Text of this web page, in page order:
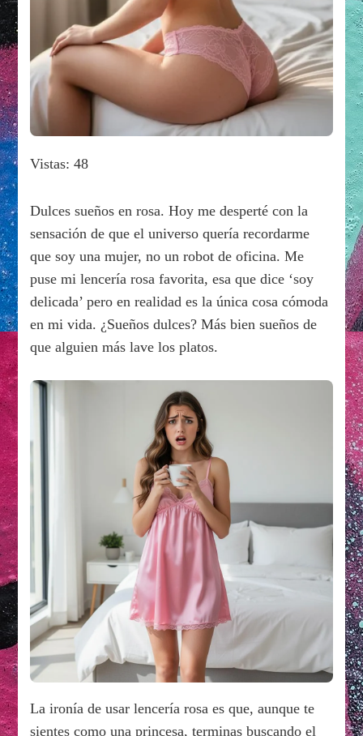
Vistas: 48
Dulces sueños en rosa. Hoy me desperté con la
sensación de que el universo quería recordarme
que soy una mujer, no un robot de oficina. Me
puse mi lencería rosa favorita, esa que dice ‘soy
delicada’ pero en realidad es la única cosa cómoda
en mi vida. ¿Sueños dulces? Más bien sueños de
que alguien más lave los platos.
La ironía de usar lencería rosa es que, aunque te
sientes como una princesa, terminas buscando el